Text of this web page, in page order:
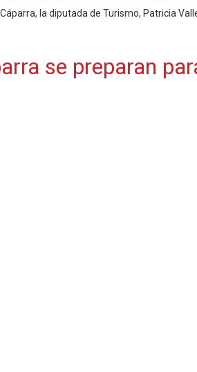
la diputada de Turismo, Patricia
se preparan